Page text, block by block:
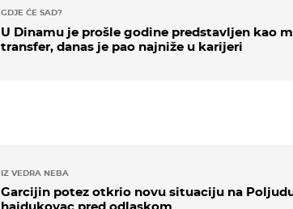
GDJE ĆE SAD?
U Dinamu je prošle godine predstavljen kao
transfer, danas je pao najniže u karijeri
IZ VEDRA NEBA
Garcijin potez otkrio novu situaciju na